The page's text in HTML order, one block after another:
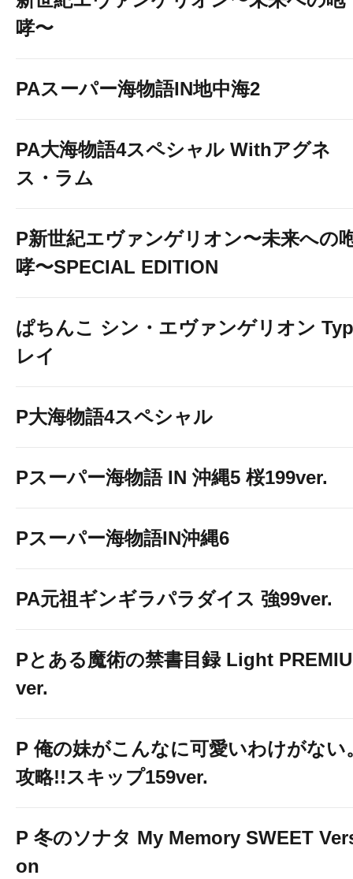
哮〜
PAスーパー海物語IN地中海2
PA大海物語4スペシャル Withアグネ
ス・ラム
P新世紀エヴァンゲリオン〜未来への
哮〜SPECIAL EDITION
ぱちんこ シン・エヴァンゲリオン
レイ
P大海物語4スペシャル
Pスーパー海物語 IN 沖縄5 桜199ver.
Pスーパー海物語IN沖縄6
PA元祖ギンギラパラダイス 強99ver.
Pとある魔術の禁書目録 Light
ver.
P 俺の妹がこんなに可愛いわけがない
攻略!!スキップ159ver.
P 冬のソナタ My Memory SWEET
on